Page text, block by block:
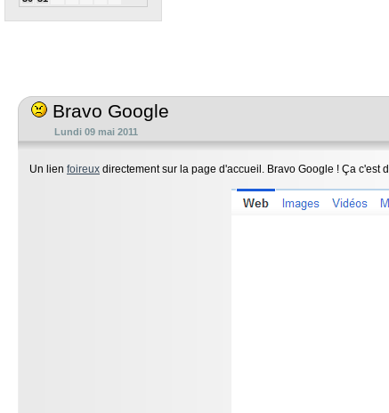
Bravo Google
Lundi 09 mai 2011
Un lien foireux directement sur la page d'accueil. Bravo Google ! Ça c'est